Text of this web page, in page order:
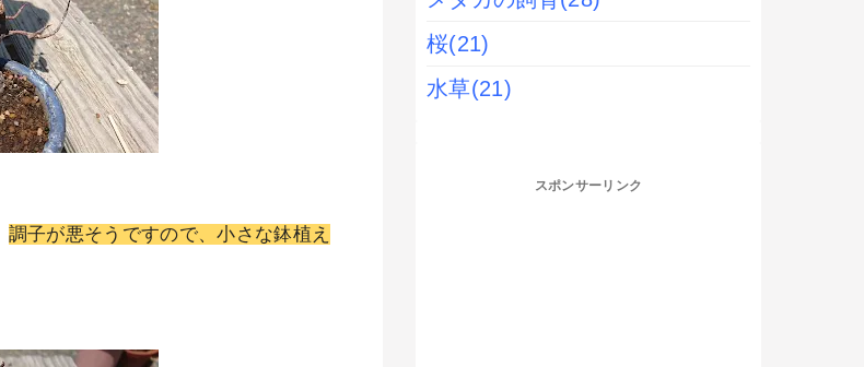
調子が悪そうですので、小さな鉢植え
桜(21)
水草(21)
スポンサーリンク